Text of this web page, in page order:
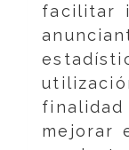
facilitar
mejorar